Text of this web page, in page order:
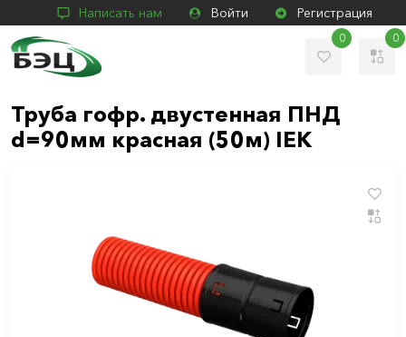
Написать нам Войти Регистрация
0 0
Труба гофр. двустенная ПНД
d=90мм красная (50м) IEK